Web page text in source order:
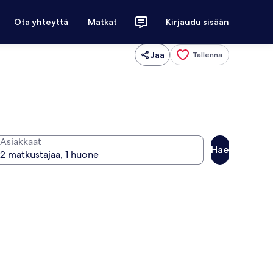
Ota yhteyttä Matkat Kirjaudu sisään
Jaa Tallenna
Asiakkaat
Hae